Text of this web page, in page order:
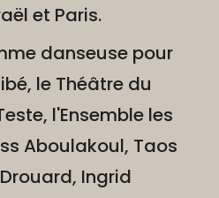
et Paris.
danseuse pour
le Théâtre du
l'Ensemble les
Aboulakoul, Taos
Ingrid